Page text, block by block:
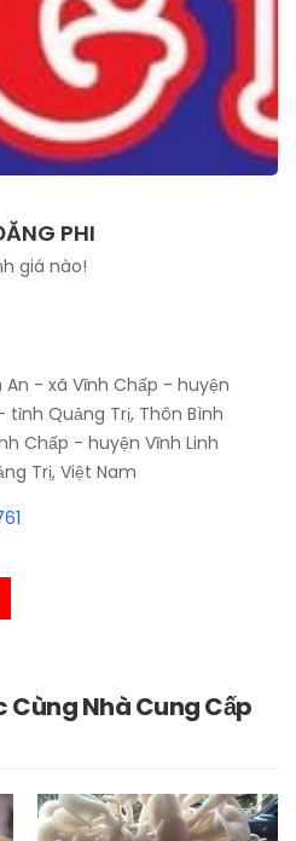
PHI
giá nào!
An - xã Vĩnh Chấp - huyện
tỉnh Quảng Trị, Thôn Bình
Chấp - huyện Vĩnh Linh
Trị, Việt Nam
Cùng Nhà Cung Cấp